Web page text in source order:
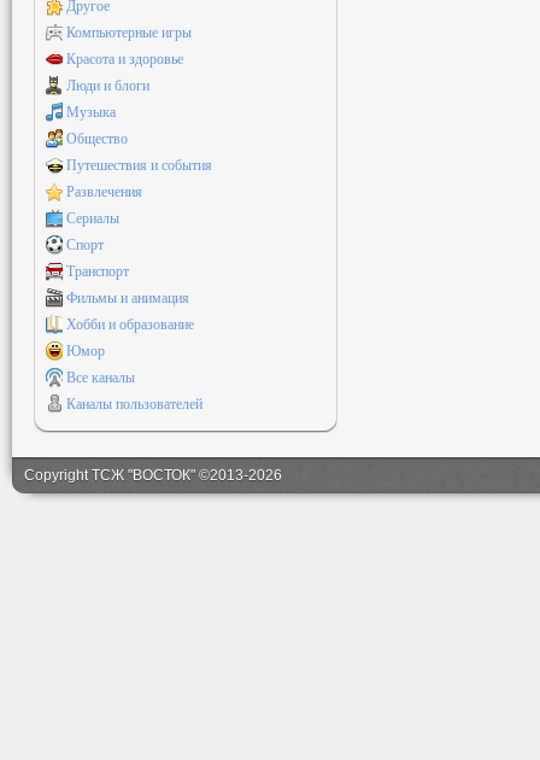
Другое
Компьютерные игры
Красота и здоровье
Люди и блоги
Музыка
Общество
Путешествия и события
Развлечения
Сериалы
Спорт
Транспорт
Фильмы и анимация
Хобби и образование
Юмор
Все каналы
Каналы пользователей
Copyright ТСЖ "ВОСТОК" ©2013-2026